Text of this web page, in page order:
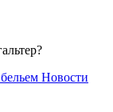
Новости